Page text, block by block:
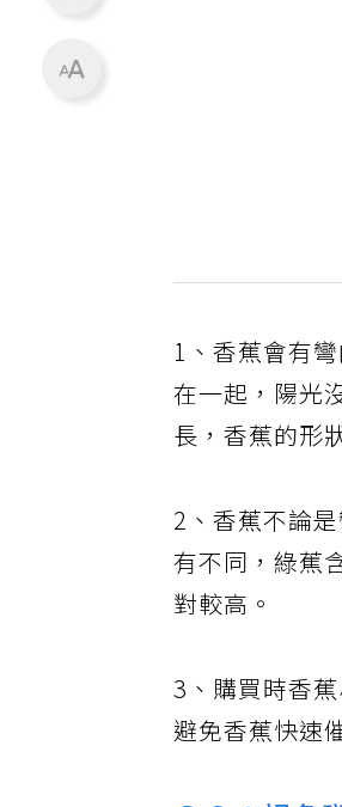
1、香蕉會有
在一起，陽光
長，香蕉的形
2、香蕉不論
有不同，綠蕉
對較高。
3、購買時香
避免香蕉快速